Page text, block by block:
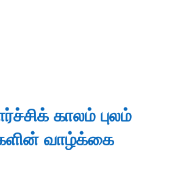
காலம் புலம்
வாழ்க்கை